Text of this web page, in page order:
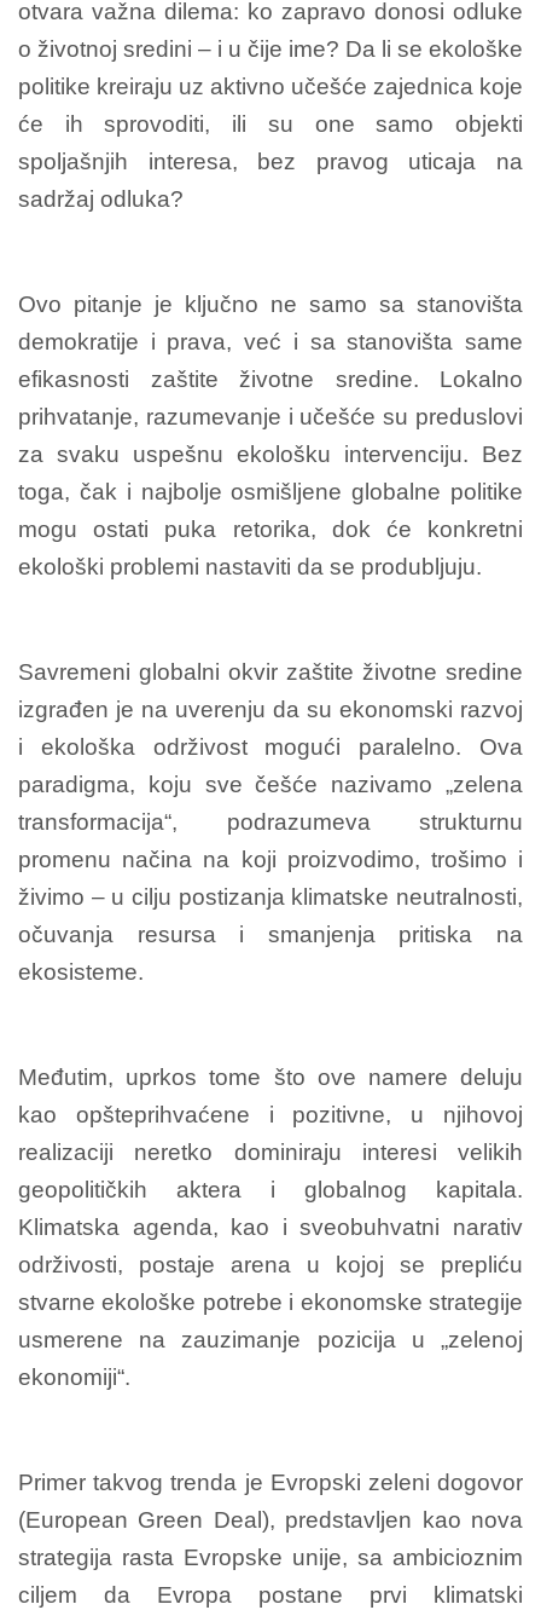
otvara važna dilema: ko zapravo donosi odluke
o životnoj sredini – i u čije ime? Da li se ekološke
politike kreiraju uz aktivno učešće zajednica koje
će ih sprovoditi, ili su one samo objekti
spoljašnjih interesa, bez pravog uticaja na
sadržaj odluka?
Ovo pitanje je ključno ne samo sa stanovišta
demokratije i prava, već i sa stanovišta same
efikasnosti zaštite životne sredine. Lokalno
prihvatanje, razumevanje i učešće su preduslovi
za svaku uspešnu ekološku intervenciju. Bez
toga, čak i najbolje osmišljene globalne politike
mogu ostati puka retorika, dok će konkretni
ekološki problemi nastaviti da se produbljuju.
Savremeni globalni okvir zaštite životne sredine
izgrađen je na uverenju da su ekonomski razvoj
i ekološka održivost mogući paralelno. Ova
paradigma, koju sve češće nazivamo „zelena
transformacija“, podrazumeva strukturnu
promenu načina na koji proizvodimo, trošimo i
živimo – u cilju postizanja klimatske neutralnosti,
očuvanja resursa i smanjenja pritiska na
ekosisteme.
Međutim, uprkos tome što ove namere deluju
kao opšteprihvaćene i pozitivne, u njihovoj
realizaciji neretko dominiraju interesi velikih
geopolitičkih aktera i globalnog kapitala.
Klimatska agenda, kao i sveobuhvatni narativ
održivosti, postaje arena u kojoj se prepliću
stvarne ekološke potrebe i ekonomske strategije
usmerene na zauzimanje pozicija u „zelenoj
ekonomiji“.
Primer takvog trenda je Evropski zeleni dogovor
(European Green Deal), predstavljen kao nova
strategija rasta Evropske unije, sa ambicioznim
ciljem da Evropa postane prvi klimatski